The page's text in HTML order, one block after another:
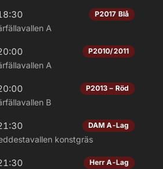
P2017 Blå
A
P2010/2011
A
P2013 – Röd
B
DAM A-Lag
konstgräs
Herr A-Lag